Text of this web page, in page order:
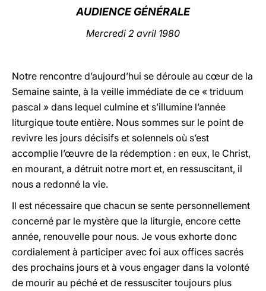
AUDIENCE GÉNÉRALE
Mercredi 2 avril 1980
Notre rencontre d’aujourd’hui se déroule au cœur de la
Semaine sainte, à la veille immédiate de ce « triduum
pascal » dans lequel culmine et s’illumine l’année
liturgique toute entière. Nous sommes sur le point de
revivre les jours décisifs et solennels où s’est
accomplie l’œuvre de la rédemption : en eux, le Christ,
en mourant, a détruit notre mort et, en ressuscitant, il
nous a redonné la vie.
Il est nécessaire que chacun se sente personnellement
concerné par le mystère que la liturgie, encore cette
année, renouvelle pour nous. Je vous exhorte donc
cordialement à participer avec foi aux offices sacrés
des prochains jours et à vous engager dans la volonté
de mourir au péché et de ressusciter toujours plus